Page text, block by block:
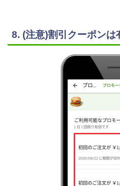
8. (注意)割引クーポンは